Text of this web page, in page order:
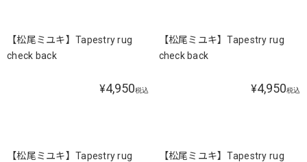
【松尾ミユキ】Tapestry rug
check back
¥4,950税込
【松尾ミユキ】Tapestry rug
check back
¥4,950税込
【松尾ミユキ】Tapestry rug
【松尾ミユキ】Tapestry rug